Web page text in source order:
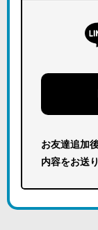
お友達追加
内容をお送